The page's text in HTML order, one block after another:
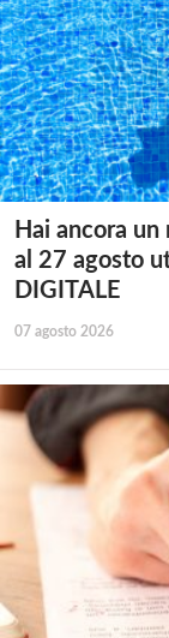
Hai ancora
al 27 agosto
DIGITALE
07 agosto 2026